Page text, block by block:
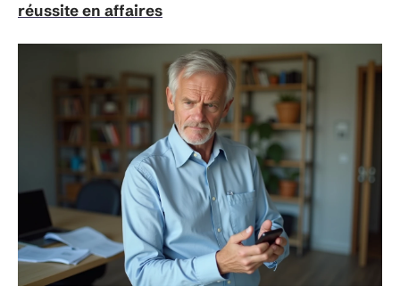
réussite en affaires